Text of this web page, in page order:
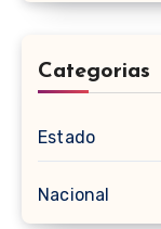
Categorias
Estado
Nacional